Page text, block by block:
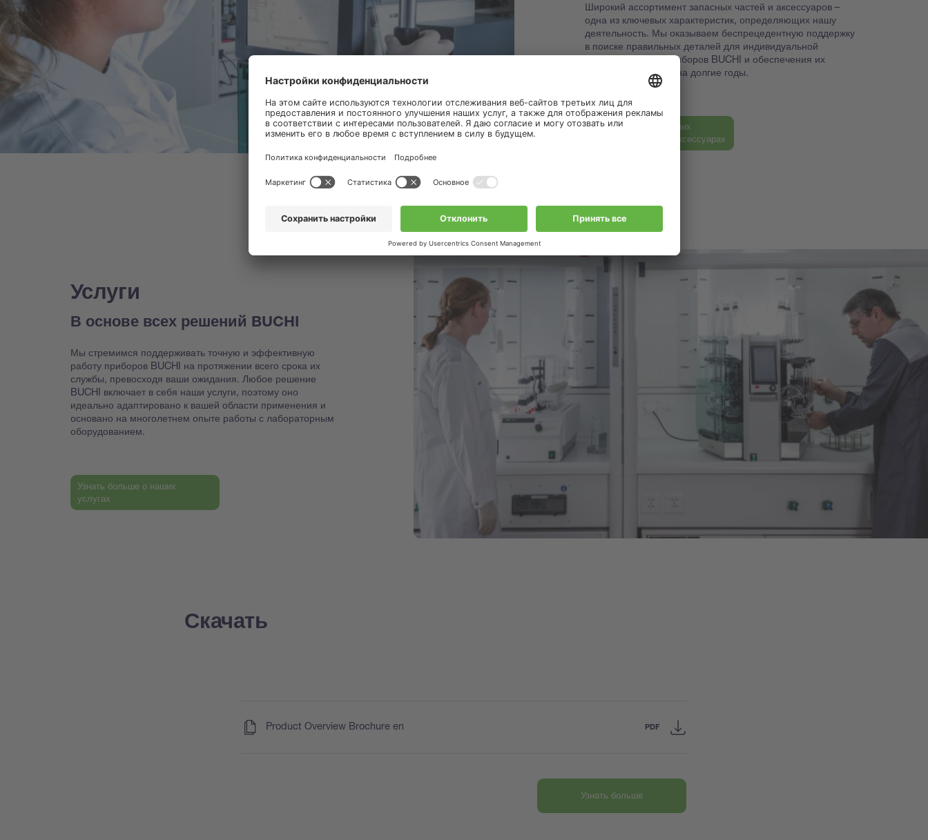
Широкий ассортимент запасных частей и аксессуаров –
одна из ключевых характеристик, определяющих нашу
деятельность. Мы оказываем беспрецедентную поддержку
в поиске правильных деталей для индивидуальной
настройки ваших приборов BUCHI и обеспечения их
работоспособности на долгие годы.
Узнать больше о наших
запасных частях и аксессуарах
Услуги
В основе всех решений BUCHI
Мы стремимся поддерживать точную и эффективную
работу приборов BUCHI на протяжении всего срока их
службы, превосходя ваши ожидания. Любое решение
BUCHI включает в себя наши услуги, поэтому оно
идеально адаптировано к вашей области применения и
основано на многолетнем опыте работы с лабораторным
оборудованием.
Узнать больше о наших
услугах
Скачать
Product Overview Brochure en PDF
Узнать больше